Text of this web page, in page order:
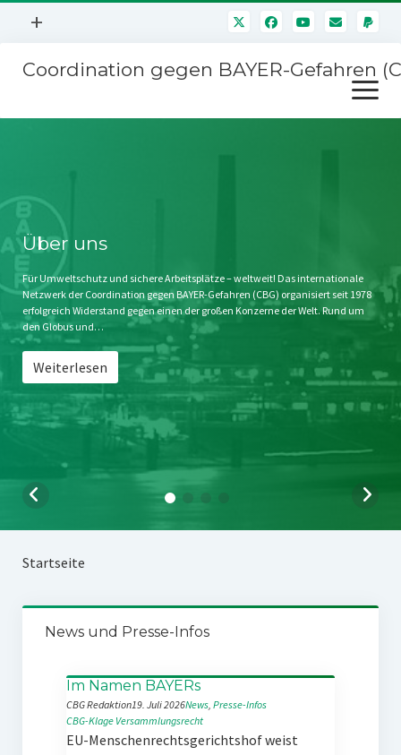
Menü
+
Mitmachen
Kontakt
Impressum
Störfälle
Coordination gegen BAYER-Gefahren
Menü
öffnen
Stichwort BAYER
Jahrestagung
SPENDEN
Über uns
Für Umweltschutz und sichere Arbeitsplätze – weltweit! Das internationale
Netzwerk der Coordination gegen BAYER-Gefahren (CBG) organisiert seit 1978
erfolgreich Widerstand gegen einen der großen Konzerne der Welt. Rund um
den Globus und…
Weiterlesen
Startseite
News und Presse-Infos
Im Namen BAYERs
CBG Redaktion19. Juli 2026News, Presse-Infos
CBG-Klage Versammlungsrecht
EU-Menschenrechtsgerichtshof weist